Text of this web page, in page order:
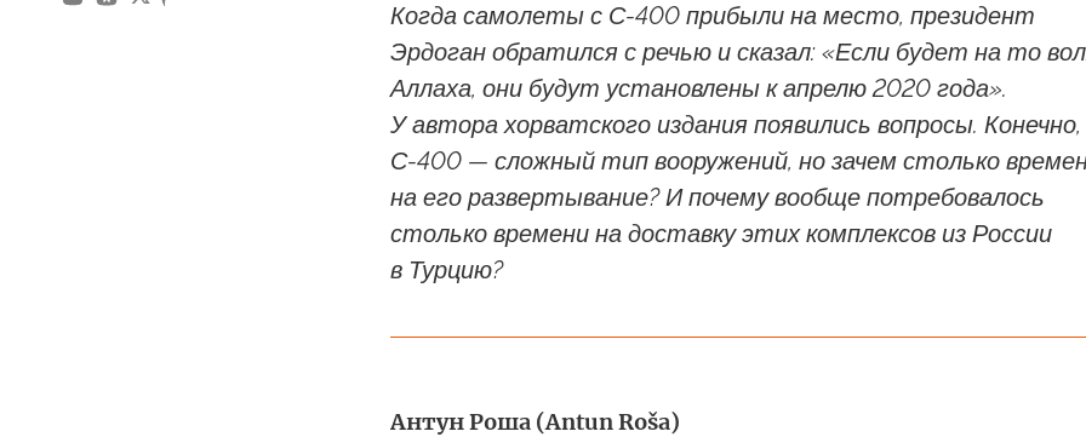
Когда самолеты с С-400 прибыли на место, президент
Эрдоган обратился с речью и сказал: «Если будет на то
Аллаха, они будут установлены к апрелю 2020 года».
У автора хорватского издания появились вопросы. Конечно,
С-400 — сложный тип вооружений, но зачем столько
на его развертывание? И почему вообще потребовалось
столько времени на доставку этих комплексов из России
в Турцию?
Антун Роша (Antun Roša)